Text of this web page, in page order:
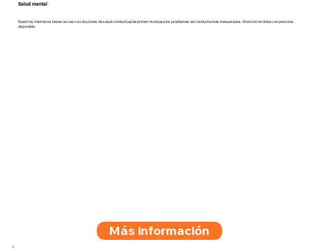
Salud mental
Nuestros miembros tienen acceso a soluciones de salud conductual de primer nivel para los problemas de conducta más inesperados. Atención en línea o en persona
disponible.
Más información